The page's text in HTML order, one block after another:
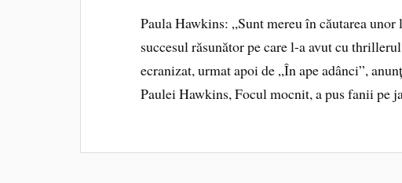
Paula Hawkins: „Sunt mereu în căutarea
succesul răsunător pe care l-a avut cu
ecranizat, urmat apoi de „În ape adânci”,
Paulei Hawkins, Focul mocnit, a pus fanii